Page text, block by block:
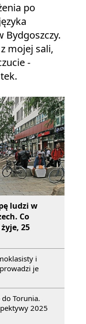
po
Bydgoszczy.
mojej sali,
-
ludzi w
Co
25
i
je
Torunia.
2025